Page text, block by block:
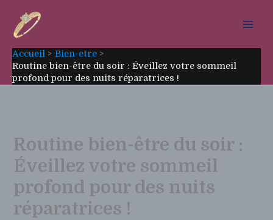
contenu
Accueil
Bien-etre
Routine bien-être du soir : Éveillez votre sommeil
profond pour des nuits réparatrices !
Routine bien-être du soir :
Éveillez votre sommeil
profond pour des nuits
réparatrices !